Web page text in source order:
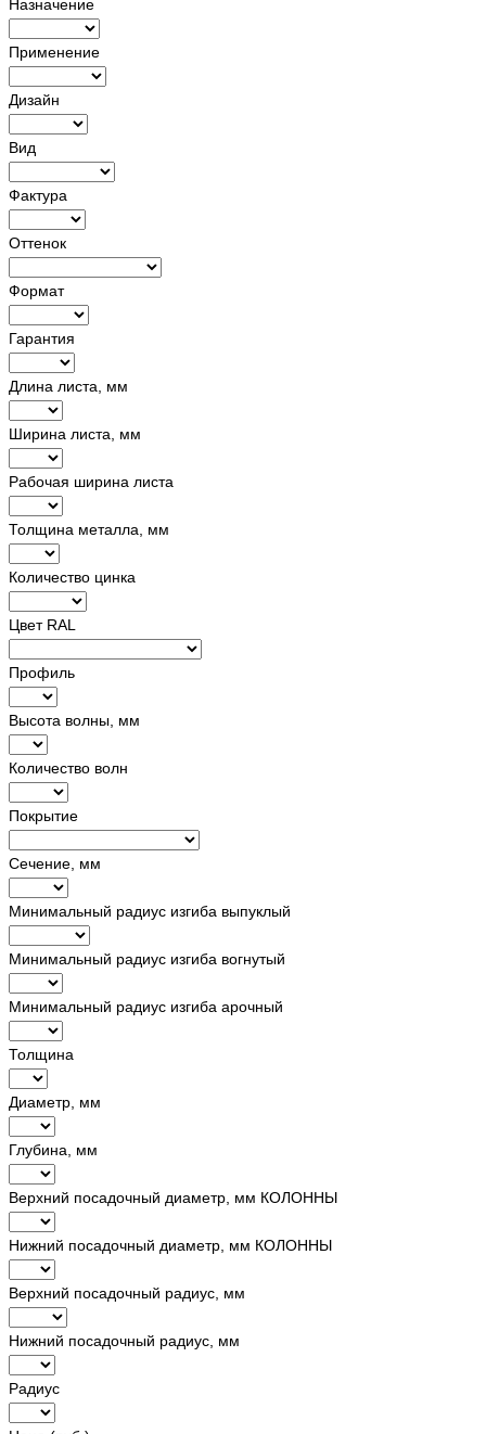
Назначение
Применение
Дизайн
Вид
Фактура
Оттенок
Формат
Гарантия
Длина листа, мм
Ширина листа, мм
Рабочая ширина листа
Толщина металла, мм
Количество цинка
Цвет RAL
Профиль
Высота волны, мм
Количество волн
Покрытие
Сечение, мм
Минимальный радиус изгиба выпуклый
Минимальный радиус изгиба вогнутый
Минимальный радиус изгиба арочный
Толщина
Диаметр, мм
Глубина, мм
Верхний посадочный диаметр, мм КОЛОННЫ
Нижний посадочный диаметр, мм КОЛОННЫ
Верхний посадочный радиус, мм
Нижний посадочный радиус, мм
Радиус